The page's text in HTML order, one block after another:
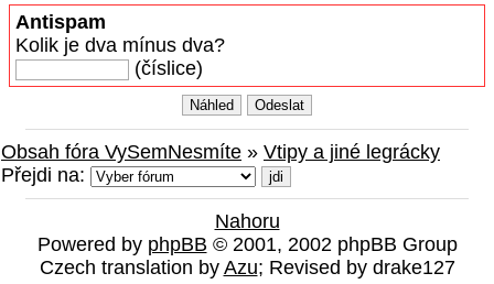
Antispam
Kolik je dva mínus dva?
(číslice)
Obsah fóra VySemNesmíte » Vtipy a jiné legrácky
Přejdi na:
Nahoru
Powered by phpBB © 2001, 2002 phpBB Group
Czech translation by Azu; Revised by drake127